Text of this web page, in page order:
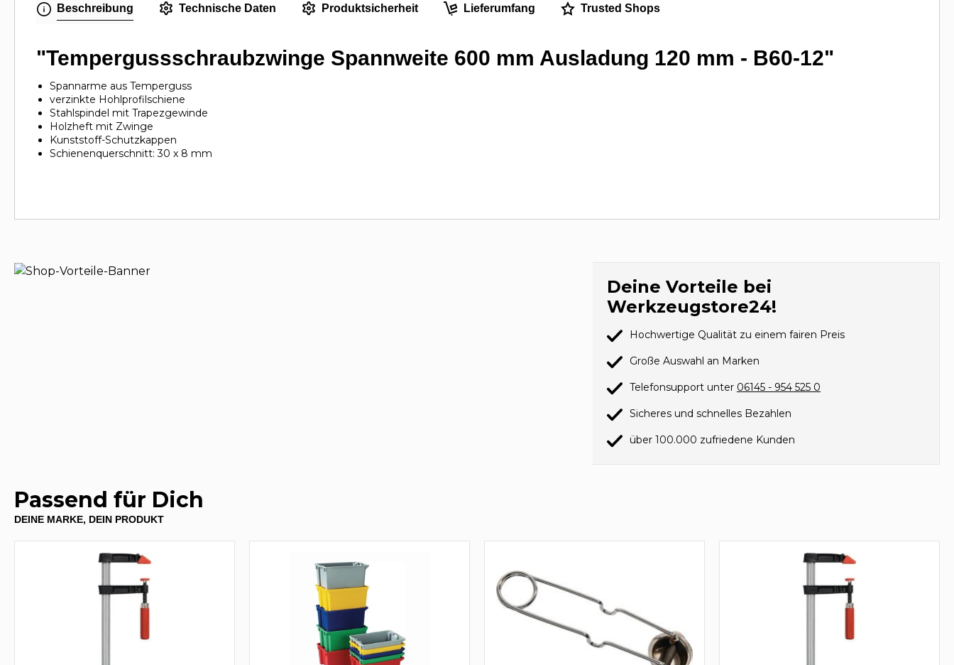
Beschreibung Technische Daten Produktsicherheit Lieferumfang Trusted Shops
"Tempergussschraubzwinge Spannweite 600 mm Ausladung 120 mm - B60-12"
Spannarme aus Temperguss
verzinkte Hohlprofilschiene
Stahlspindel mit Trapezgewinde
Holzheft mit Zwinge
Kunststoff-Schutzkappen
Schienenquerschnitt: 30 x 8 mm
Deine Vorteile bei
Werkzeugstore24!
Hochwertige Qualität zu einem fairen Preis
Große Auswahl an Marken
Telefonsupport unter 06145 - 954 525 0
Sicheres und schnelles Bezahlen
über 100.000 zufriedene Kunden
Passend für Dich
DEINE MARKE, DEIN PRODUKT